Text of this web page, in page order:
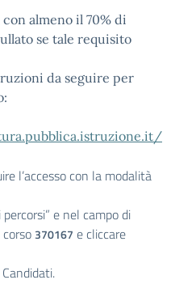
almeno il 70% di
se tale requisito
da seguire per
l’accesso con la modalità
e nel campo di
370167 e cliccare